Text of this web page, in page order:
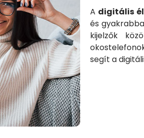
A digitális
és
kijelzők
segít a